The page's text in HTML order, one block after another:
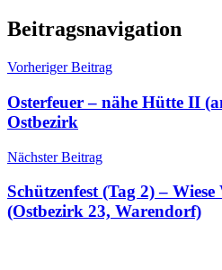
Beitragsnavigation
Vorheriger Beitrag
Osterfeuer – nähe Hütte II
Ostbezirk
Nächster Beitrag
Schützenfest (Tag 2) –
(Ostbezirk 23, Warendorf)